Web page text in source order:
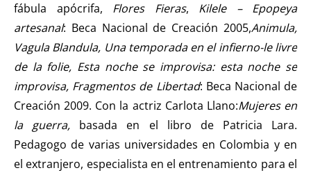
fábula apócrifa, Flores Fieras, Kilele – Epopeya
artesanal: Beca Nacional de Creación 2005,Animula,
Vagula Blandula, Una temporada en el infierno-le livre
de la folie, Esta noche se improvisa: esta noche se
improvisa, Fragmentos de Libertad: Beca Nacional de
Creación 2009. Con la actriz Carlota Llano:Mujeres en
la guerra, basada en el libro de Patricia Lara.
Pedagogo de varias universidades en Colombia y en
el extranjero, especialista en el entrenamiento para el